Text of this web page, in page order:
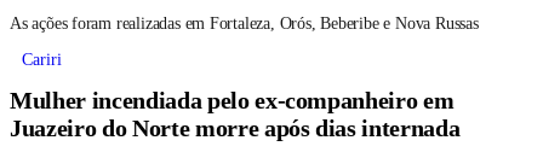
As ações foram realizadas em Fortaleza, Orós, Beberibe e Nova Russas
Cariri
Mulher incendiada pelo ex-companheiro em
Juazeiro do Norte morre após dias internada